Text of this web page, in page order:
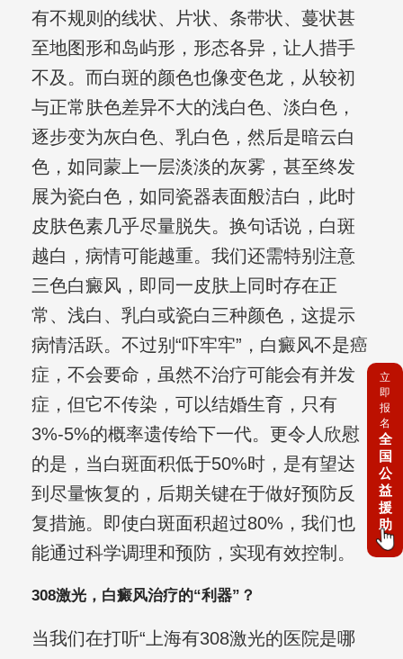
有不规则的线状、片状、条带状、蔓状甚
至地图形和岛屿形，形态各异，让人措手
不及。而白斑的颜色也像变色龙，从较初
与正常肤色差异不大的浅白色、淡白色，
逐步变为灰白色、乳白色，然后是暗云白
色，如同蒙上一层淡淡的灰雾，甚至终发
展为瓷白色，如同瓷器表面般洁白，此时
皮肤色素几乎尽量脱失。换句话说，白斑
越白，病情可能越重。我们还需特别注意
三色白癜风，即同一皮肤上同时存在正
常、浅白、乳白或瓷白三种颜色，这提示
病情活跃。不过别“吓牢牢”，白癜风不是癌
症，不会要命，虽然不治疗可能会有并发
症，但它不传染，可以结婚生育，只有
3%-5%的概率遗传给下一代。更令人欣慰
的是，当白斑面积低于50%时，是有望达
到尽量恢复的，后期关键在于做好预防反
复措施。即使白斑面积超过80%，我们也
能通过科学调理和预防，实现有效控制。
308激光，白癜风治疗的“利器”？
当我们在打听“上海有308激光的医院是哪
立
即
报
名
全
国
公
益
援
助